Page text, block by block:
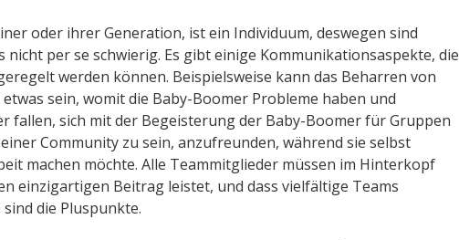
oder ihrer Generation, ist ein Individuum, deswegen sind
per se schwierig. Es gibt einige Kommunikationsaspekte, die
werden können. Beispielsweise kann das Beharren von
sein, womit die Baby-Boomer Probleme haben und
fallen, sich mit der Begeisterung der Baby-Boomer für Gruppen
Community zu sein, anzufreunden, während sie selbst
machen möchte. Alle Teammitglieder müssen im Hinterkopf
einzigartigen Beitrag leistet, und dass vielfältige Teams
die Pluspunkte.